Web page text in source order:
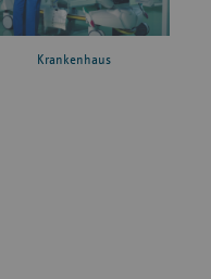
Krankenhaus